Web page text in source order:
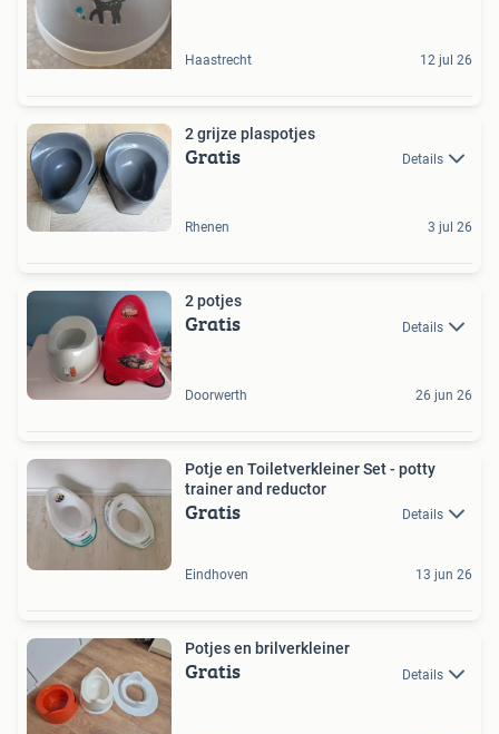
Haastrecht 12 jul 26
2 grijze plaspotjes
Gratis Details
Rhenen 3 jul 26
2 potjes
Gratis Details
Doorwerth 26 jun 26
Potje en Toiletverkleiner Set - potty
trainer and reductor
Gratis Details
Eindhoven 13 jun 26
Potjes en brilverkleiner
Gratis Details